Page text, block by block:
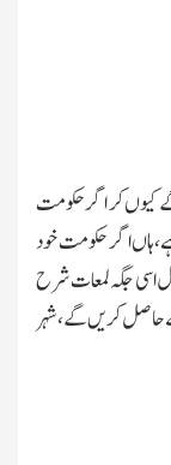
گے کیوں کر اگر حکومت
اگر حکومت خود
اسی جگہ لمعات شرح
سے حاصل کریں گے،شہر